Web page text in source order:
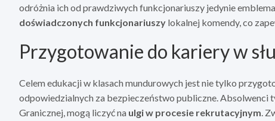
odróżnia ich od prawdziwych funkcjonariuszy jedynie
doświadczonych funkcjonariuszy lokalnej komendy, co
Przygotowanie do kariery w
Celem edukacji w klasach mundurowych jest nie tylko
odpowiedzialnych za bezpieczeństwo publiczne. Absolwenci
Granicznej, mogą liczyć na ulgi w procesie rekrutacyjnym.